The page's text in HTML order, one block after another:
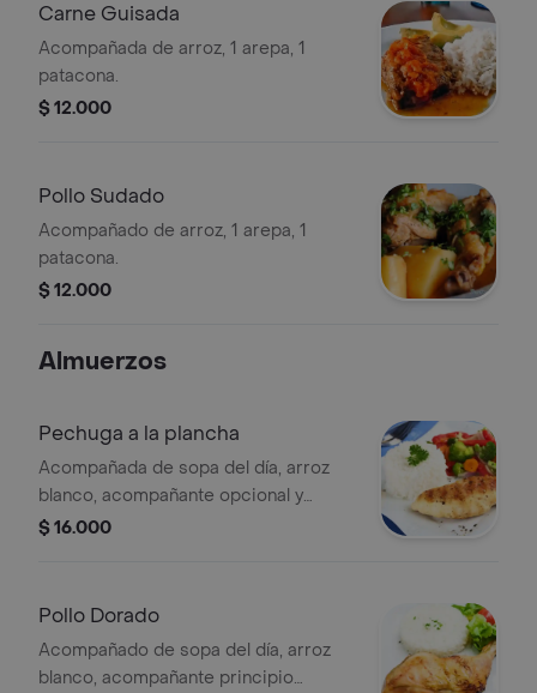
Carne Guisada
Acompañada de arroz, 1 arepa, 1
patacona.
$ 12.000
Pollo Sudado
Acompañado de arroz, 1 arepa, 1
patacona.
$ 12.000
Almuerzos
Pechuga a la plancha
Acompañada de sopa del día, arroz
blanco, acompañante opcional y
ensalada.
$ 16.000
Pollo Dorado
Acompañado de sopa del día, arroz
blanco, acompañante principio